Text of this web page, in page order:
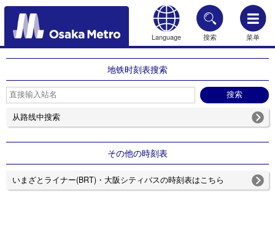
Language 搜索 菜单
HOME
地铁时刻表搜索
从路线中搜索
その他の時刻表
いまざとライナー(BRT)・大阪シティバスの時刻表はこちら